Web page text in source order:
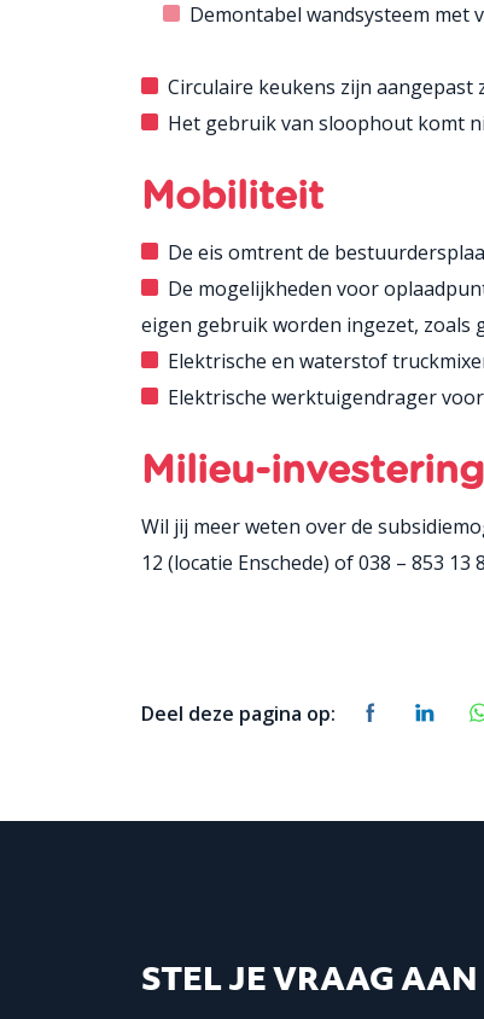
Demontabel wandsysteem met
Circulaire keukens zijn
Het gebruik van sloophout komt
Mobiliteit
De eis omtrent de
De mogelijkheden voor
eigen gebruik worden ingezet, zoals
Elektrische en waterstof
Elektrische werktuigendrager
Milieu-
Wil jij meer weten over de
12 (locatie Enschede) of 038 – 853
Deel deze pagina op:
STEL JE VRAAG